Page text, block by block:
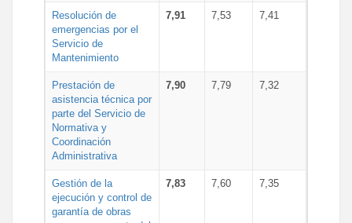
Resolución de
emergencias por el
Servicio de
Mantenimiento
7,91 7,53 7,41
Prestación de
asistencia técnica por
parte del Servicio de
Normativa y
Coordinación
Administrativa
7,90 7,79 7,32
Gestión de la
ejecución y control de
garantía de obras
7,83 7,60 7,35